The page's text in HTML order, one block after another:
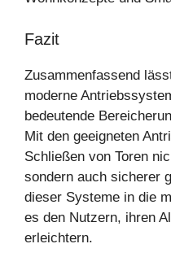
Fazit
Zusammenfassend
moderne
bedeutende
Mit den geeigneten
Schließen von Toren
sondern auch sicherer
dieser Systeme in die
es den Nutzern, ihren
erleichtern.